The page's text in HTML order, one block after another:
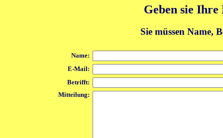
Geben sie
Sie müssen Name,
Name:
E-Mail:
Betrifft:
Mitteilung: